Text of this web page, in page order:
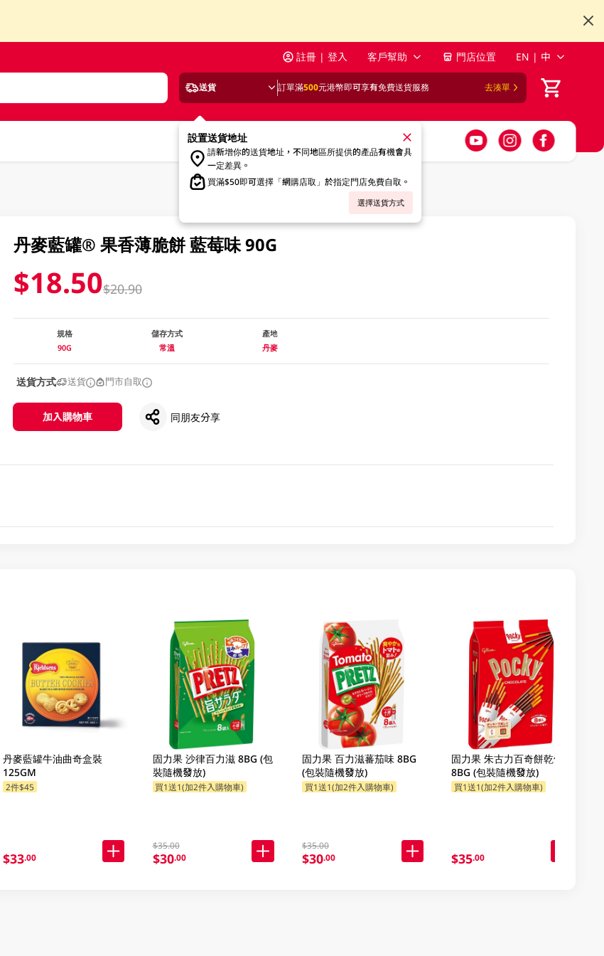
註冊 | 登入 客戶幫助 門店位置 EN | 中
送貨 訂單滿500元港幣即可享有免費送貨服務 去湊單
設置送貨地址
請新增你的送貨地址，不同地區所提供的產品有機會具
一定差異。
買滿$50即可選擇「網購店取」於指定門店免費自取。
選擇送貨方式
丹麥藍罐® 果香薄脆餅 藍莓味 90G
$18.50$20.90
規格
90G
儲存方式
常溫
產地
丹麥
送貨方式 送貨 門市自取
加入購物車 同朋友分享
丹麥藍罐牛油曲奇盒裝
125GM
2件$45
$33.00
固力果 沙律百力滋 8BG (包
裝隨機發放)
買1送1(加2件入購物車)
$35.00
$30.00
固力果 百力滋蕃茄味 8BG
(包裝隨機發放)
買1送1(加2件入購物車)
$35.00
$30.00
固力果 朱古力百奇餅乾條
8BG (包裝隨機發放)
買1送1(加2件入購物車)
$35.00